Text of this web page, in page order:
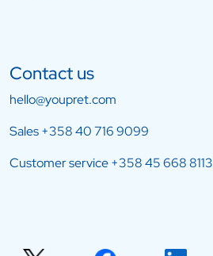
Contact us
hello@youpret.com
Sales+358 40 716 9099
Customer service+358 45 668 8113